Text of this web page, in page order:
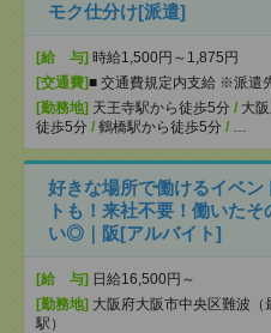
モク仕分け[派遣]
[給 与] 時給1,500円～1,875円
[交通費]■ 交通費規定内支給 ※派遣
[勤務地] 天王寺駅から徒歩5分 / 大
徒歩5分 / 鶴橋駅から徒歩5分 / …
好きな場所で働けるイベ
トも！来社不要！働いた
い◎｜阪[アルバイト]
[給 与] 日給16,500円～
[勤務地] 大阪府大阪市中央区難波（
駅）